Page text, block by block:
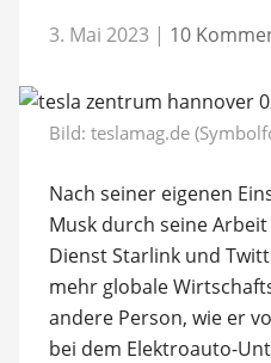
3. Mai 2023 | 10
Bild: teslamag.de
Nach seiner eigenen
Musk durch seine
Dienst Starlink und
mehr globale
andere Person, wie er
bei dem Elektroauto-